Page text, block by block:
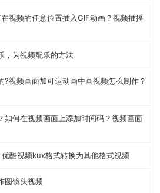
视频的任意位置插入GIF动画？视频插播
，为视频配乐的方法
?视频画面加可运动画中画视频怎么制作？
如何在视频画面上添加时间码？视频画面
酷视频kux格式转换为其他格式视频
圆镜头视频